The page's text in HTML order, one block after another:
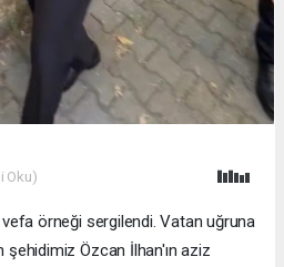
Oku)
örneği sergilendi. Vatan uğruna
şehidimiz Özcan İlhan'ın aziz